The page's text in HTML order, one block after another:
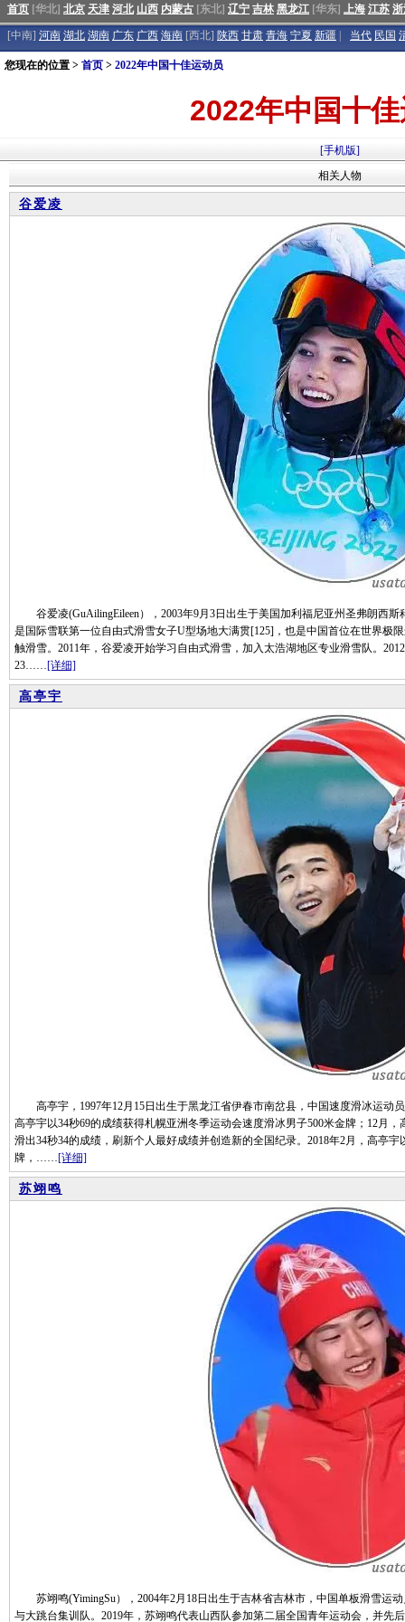
首页 [华北] 北京 天津 河北 山西 内蒙古 [东北] 辽宁 吉林 黑龙江 [华东] 上海 江苏
[中南] 河南 湖北 湖南 广东 广西 海南 [西北] 陕西 甘肃 青海 宁夏 新疆 当代 民国
您现在的位置 > 首页 > 2022年中国十佳运动员
2022年中国十
[手机版]
相关人物
谷爱凌
谷爱凌(GuAilingEileen），2003年9月3日出生于美国加利福尼亚州圣弗朗西斯
是国际雪联第一位自由式滑雪女子U型场地大满贯[125]，也是中国首位在世界极
触滑雪。2011年，谷爱凌开始学习自由式滑雪，加入太浩湖地区专业滑雪队。
23……[详细]
高亭宇
高亭宇，1997年12月15日出生于黑龙江省伊春市南岔县，中国速度滑冰运动
高亭宇以34秒69的成绩获得札幌亚洲冬季运动会速度滑冰男子500米金牌；12月
滑出34秒34的成绩，刷新个人最好成绩并创造新的全国纪录。2018年2月，高亭
牌，……[详细]
苏翊鸣
苏翊鸣(YimingSu），2004年2月18日出生于吉林省吉林市，中国单板滑雪运
与大跳台集训队。2019年，苏翊鸣代表山西队参加第二届全国青年运动会，并先